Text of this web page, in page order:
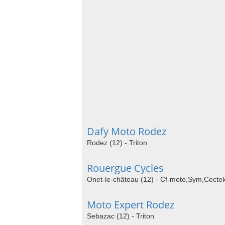
Dafy Moto Rodez
Rodez (12) - Triton
Rouergue Cycles
Onet-le-château (12) - Cf-
Moto Expert Rodez
Sebazac (12) - Triton